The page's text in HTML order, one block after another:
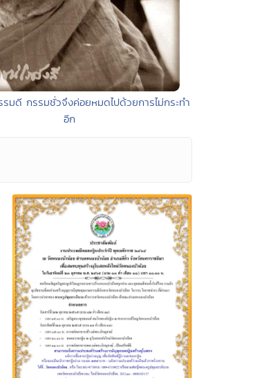
มดี กรรมชั่วจึงค่อยหมดไปด้วยการไม่กระทำ
อีก